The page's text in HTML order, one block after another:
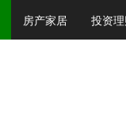
房产家居 投资